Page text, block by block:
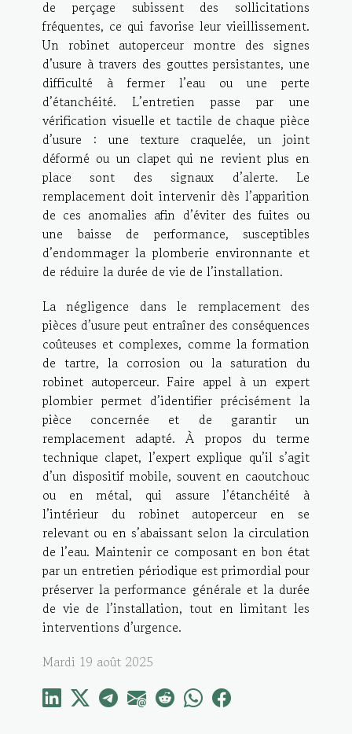
de perçage subissent des sollicitations
fréquentes, ce qui favorise leur vieillissement.
Un robinet autoperceur montre des signes
d’usure à travers des gouttes persistantes, une
difficulté à fermer l’eau ou une perte
d’étanchéité. L’entretien passe par une
vérification visuelle et tactile de chaque pièce
d’usure : une texture craquelée, un joint
déformé ou un clapet qui ne revient plus en
place sont des signaux d’alerte. Le
remplacement doit intervenir dès l’apparition
de ces anomalies afin d’éviter des fuites ou
une baisse de performance, susceptibles
d’endommager la plomberie environnante et
de réduire la durée de vie de l’installation.
La négligence dans le remplacement des
pièces d’usure peut entraîner des conséquences
coûteuses et complexes, comme la formation
de tartre, la corrosion ou la saturation du
robinet autoperceur. Faire appel à un expert
plombier permet d’identifier précisément la
pièce concernée et de garantir un
remplacement adapté. À propos du terme
technique clapet, l’expert explique qu’il s’agit
d’un dispositif mobile, souvent en caoutchouc
ou en métal, qui assure l’étanchéité à
l’intérieur du robinet autoperceur en se
relevant ou en s’abaissant selon la circulation
de l’eau. Maintenir ce composant en bon état
par un entretien périodique est primordial pour
préserver la performance générale et la durée
de vie de l’installation, tout en limitant les
interventions d’urgence.
Mardi 19 août 2025